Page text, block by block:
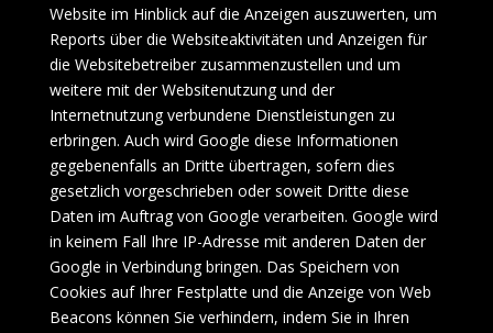
Website im Hinblick auf die Anzeigen auszuwerten, um
Reports über die Websiteaktivitäten und Anzeigen für
die Websitebetreiber zusammenzustellen und um
weitere mit der Websitenutzung und der
Internetnutzung verbundene Dienstleistungen zu
erbringen. Auch wird Google diese Informationen
gegebenenfalls an Dritte übertragen, sofern dies
gesetzlich vorgeschrieben oder soweit Dritte diese
Daten im Auftrag von Google verarbeiten. Google wird
in keinem Fall Ihre IP-Adresse mit anderen Daten der
Google in Verbindung bringen. Das Speichern von
Cookies auf Ihrer Festplatte und die Anzeige von Web
Beacons können Sie verhindern, indem Sie in Ihren